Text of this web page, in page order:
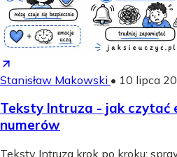
Stanisław Makowski • 10 lipca
Teksty Intruza - jak czytać
numerów
Teksty Intruza krok po kroku: